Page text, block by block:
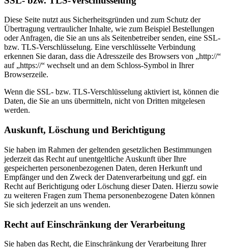
Diese Seite nutzt aus Sicherheitsgründen und zum Schutz der
Übertragung vertraulicher Inhalte, wie zum Beispiel Bestellungen
oder Anfragen, die Sie an uns als Seitenbetreiber senden, eine SSL-
bzw. TLS-Verschlüsselung. Eine verschlüsselte Verbindung
erkennen Sie daran, dass die Adresszeile des Browsers von „http://“
auf „https://“ wechselt und an dem Schloss-Symbol in Ihrer
Browserzeile.
Wenn die SSL- bzw. TLS-Verschlüsselung aktiviert ist, können die
Daten, die Sie an uns übermitteln, nicht von Dritten mitgelesen
werden.
Auskunft, Löschung und Berichtigung
Sie haben im Rahmen der geltenden gesetzlichen Bestimmungen
jederzeit das Recht auf unentgeltliche Auskunft über Ihre
gespeicherten personenbezogenen Daten, deren Herkunft und
Empfänger und den Zweck der Datenverarbeitung und ggf. ein
Recht auf Berichtigung oder Löschung dieser Daten. Hierzu sowie
zu weiteren Fragen zum Thema personenbezogene Daten können
Sie sich jederzeit an uns wenden.
Recht auf Einschränkung der Verarbeitung
Sie haben das Recht, die Einschränkung der Verarbeitung Ihrer